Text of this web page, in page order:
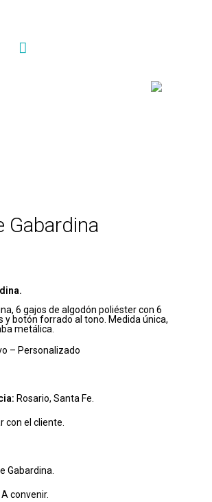
Gabardina
6 gajos de algodón poliéster con 6
y botón forrado al tono. Medida única,
metálica.
– Personalizado
Rosario, Santa Fe.
con el cliente.
Gabardina.
A convenir.